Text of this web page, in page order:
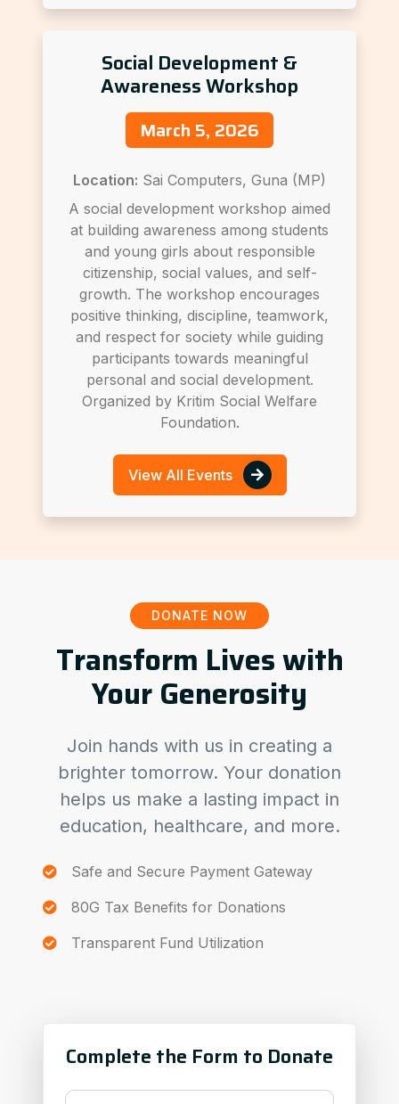
Social Development &
Awareness Workshop
March 5, 2026
Location: Sai Computers, Guna (MP)
A social development workshop aimed
at building awareness among students
and young girls about responsible
citizenship, social values, and self-
growth. The workshop encourages
positive thinking, discipline, teamwork,
and respect for society while guiding
participants towards meaningful
personal and social development.
Organized by Kritim Social Welfare
Foundation.
View All Events
DONATE NOW
Transform Lives with
Your Generosity
Join hands with us in creating a
brighter tomorrow. Your donation
helps us make a lasting impact in
education, healthcare, and more.
Safe and Secure Payment Gateway
80G Tax Benefits for Donations
Transparent Fund Utilization
Complete the Form to Donate